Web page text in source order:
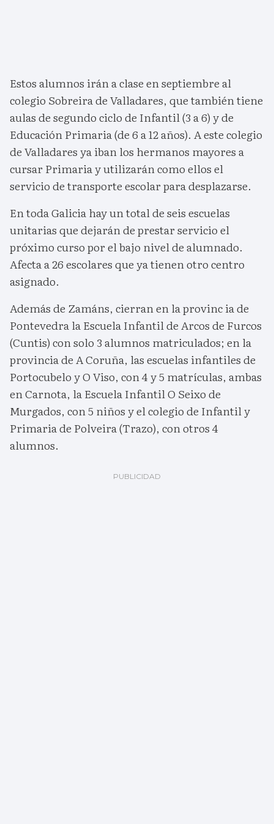
Estos alumnos irán a clase en septiembre al
colegio Sobreira de Valladares, que también tiene
aulas de segundo ciclo de Infantil (3 a 6) y de
Educación Primaria (de 6 a 12 años). A este colegio
de Valladares ya iban los hermanos mayores a
cursar Primaria y utilizarán como ellos el
servicio de transporte escolar para desplazarse.
En toda Galicia hay un total de seis escuelas
unitarias que dejarán de prestar servicio el
próximo curso por el bajo nivel de alumnado.
Afecta a 26 escolares que ya tienen otro centro
asignado.
Además de Zamáns, cierran en la provinc ia de
Pontevedra la Escuela Infantil de Arcos de Furcos
(Cuntis) con solo 3 alumnos matriculados; en la
provincia de A Coruña, las escuelas infantiles de
Portocubelo y O Viso, con 4 y 5 matrículas, ambas
en Carnota, la Escuela Infantil O Seixo de
Murgados, con 5 niños y el colegio de Infantil y
Primaria de Polveira (Trazo), con otros 4
alumnos.